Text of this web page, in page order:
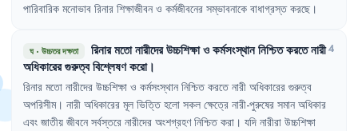
পারিবারিক মনোভাব রিনার শিক্ষাজীবন ও কর্মজীবনের সম্ভাবনাকে বাধাগ্রস্ত করছে ।
ঘ· উচ্চতর দক্ষতা রিনারমতোনারীদেরউচ্চশিক্ষাওকর্মসংস্থাননিশ্চিতকরতেনারী
অধিকারেরগুরুত্ববিশ্লেষণকরো।
4
রিনার মতো নারীদের উচ্চশিক্ষা ও কর্মসংস্থান নিশ্চিত করতে নারী অধিকারের গুরুত্ব
অপরিসীম। নারী অধিকারের মূল ভিত্তি হলো সকল ক্ষেত্রে নারী-পুরুষের সমান অধিকার
এবং জাতীয় জীবনে সর্বস্তরে নারীদের অংশগ্রহণ নিশ্চিত করা । যদি নারীরা উচ্চশিক্ষা